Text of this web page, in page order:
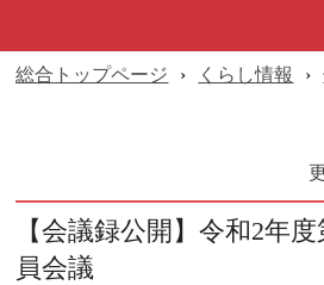
総合トップページ › くらし情報 ›
【会議録公開】令和2年
員会議